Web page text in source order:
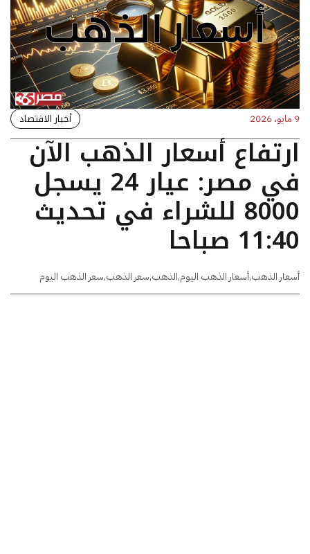
9 مايو، 2026 أخبار الاقتصاد
ارتفاع أسعار الذهب الآن
في مصر: عيار 24 يسجل
8000 للشراء في تحديث
11:40 صباحا
أسعار الذهب,أسعار الذهب اليوم,الذهب,سعر الذهب,سعر الذهب اليوم